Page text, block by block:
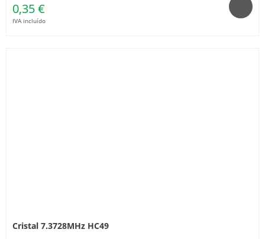
0,35 €
IVA incluído
Cristal 7.3728MHz HC49